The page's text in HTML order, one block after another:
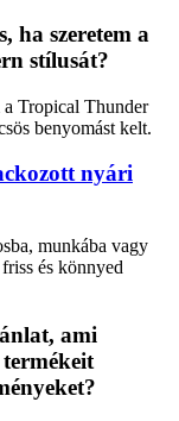
ha szeretem a
stílusát?
Tropical Thunder
benyomást kelt.
nyári
munkába vagy
és könnyed
ami